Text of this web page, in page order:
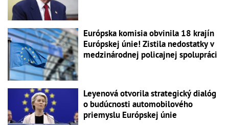
Európska komisia obvinila 18 krajín
Európskej únie! Zistila nedostatky v
medzinárodnej policajnej spolupráci
Leyenová otvorila strategický dialóg
o budúcnosti automobilového
priemyslu Európskej únie